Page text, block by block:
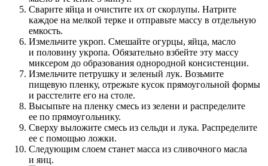
Сварите яйца и очистите их от скорлупы. Натрите
каждое на мелкой терке и отправьте массу в отдельную
емкость.
Измельчите укроп. Смешайте огурцы, яйца, масло
и половину укропа. Обязательно взбейте эту массу
миксером до образования однородной консистенции.
Измельчите петрушку и зеленый лук. Возьмите
пищевую пленку, отрежьте кусок прямоугольной формы
и расстелите его на столе.
Высыпьте на пленку смесь из зелени и распределите
ее по прямоугольнику.
Сверху выложите смесь из сельди и лука. Распределите
ее с помощью ложки.
Следующим слоем станет масса из сливочного масла
и яиц.